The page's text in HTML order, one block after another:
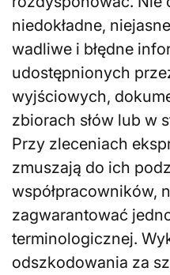
niedokładne,
wadliwe i błędne
udostępnionych
wyjściowych,
zbiorach słów lub w
Przy zleceniach
zmuszają do ich
współpracowników,
zagwarantować
terminologicznej.
odszkodowania za